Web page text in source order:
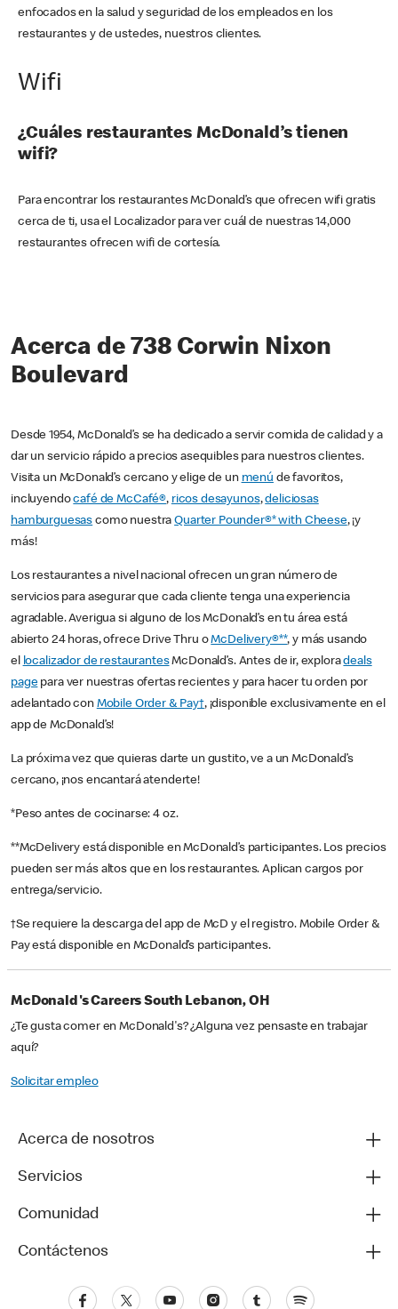
enfocados en la salud y seguridad de los empleados en los
restaurantes y de ustedes, nuestros clientes.
Wifi
¿Cuáles restaurantes McDonald’s tienen
wifi?
Para encontrar los restaurantes McDonald’s que ofrecen wifi gratis
cerca de ti, usa el Localizador para ver cuál de nuestras 14,000
restaurantes ofrecen wifi de cortesía.
Acerca de 738 Corwin Nixon
Boulevard
Desde 1954, McDonald’s se ha dedicado a servir comida de calidad y a
dar un servicio rápido a precios asequibles para nuestros clientes.
Visita un McDonald’s cercano y elige de un menú de favoritos,
incluyendocafé de McCafé®, ricos desayunos,deliciosas
hamburguesas como nuestraQuarter Pounder®* with Cheese, ¡y
más!
Los restaurantes a nivel nacional ofrecen un gran número de
servicios para asegurar que cada cliente tenga una experiencia
agradable. Averigua si alguno de los McDonald’s en tu área está
abierto 24 horas, ofrece Drive Thru oMcDelivery®**, y más usando
el localizador de restaurantesMcDonald’s. Antes de ir, exploradeals
pagepara ver nuestras ofertas recientes y para hacer tu orden por
adelantado con Mobile Order & Pay†, ¡disponible exclusivamente en el
app de McDonald’s!
La próxima vez que quieras darte un gustito, ve a un McDonald’s
cercano, ¡nos encantará atenderte!
*Peso antes de cocinarse: 4 oz.
**McDelivery está disponible en McDonald’s participantes. Los precios
pueden ser más altos que en los restaurantes. Aplican cargos por
entrega/servicio.
†Se requiere la descarga del app de McD y el registro. Mobile Order &
Pay está disponible en McDonald’s participantes.
McDonald's Careers South Lebanon, OH
¿Te gusta comer en McDonald's? ¿Alguna vez pensaste en trabajar
aquí?
Solicitar empleo
Acerca de nosotros
Servicios
Comunidad
Contáctenos